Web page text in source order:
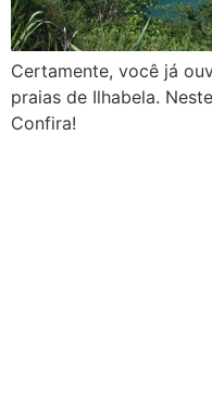
Certamente, você já
praias de Ilhabela.
Confira!